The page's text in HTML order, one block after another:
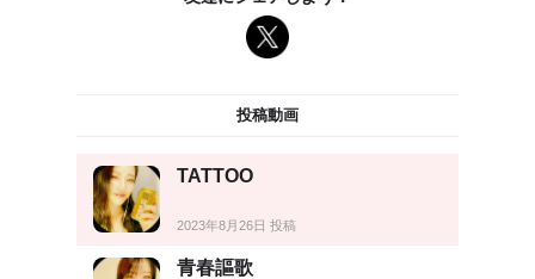
投稿動画
TATTOO
2023年8月26日 投稿
青春謳歌